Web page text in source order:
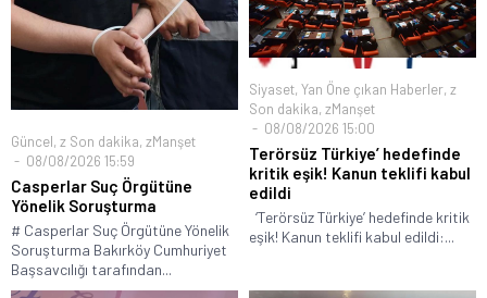
Güncel, z Son dakika, zManşet
08/08/2026 15:59
Casperlar Suç Örgütüne
Yönelik Soruşturma
# Casperlar Suç Örgütüne Yönelik
Soruşturma Bakırköy Cumhuriyet
Başsavcılığı tarafından...
Siyaset, Yan Öne çıkan Haberler, z
Son dakika, zManşet
08/08/2026 15:00
Terörsüz Türkiye’ hedefinde
kritik eşik! Kanun teklifi kabul
edildi
‘Terörsüz Türkiye’ hedefinde kritik
eşik! Kanun teklifi kabul edildi:...